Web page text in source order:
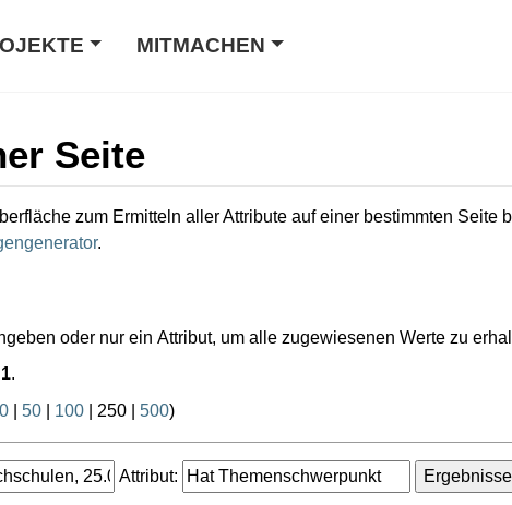
MITMACHEN
Seite
zum Ermitteln aller Attribute auf einer bestimmten Seite
.
oder nur ein Attribut, um alle zugewiesenen Werte zu
1.
50 100 250 500)
Attribut: